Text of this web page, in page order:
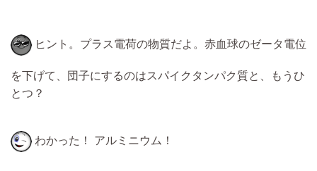
ヒント。プラス電荷の物質だよ。赤血球のゼータ電位
を下げて、団子にするのはスパイクタンパク質と、もうひ
とつ？
わかった！ アルミニウム！